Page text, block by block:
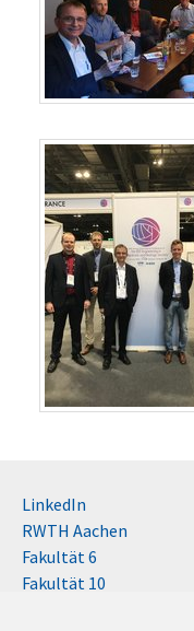
LinkedIn
RWTH Aachen
Fakultät 6
Fakultät 10